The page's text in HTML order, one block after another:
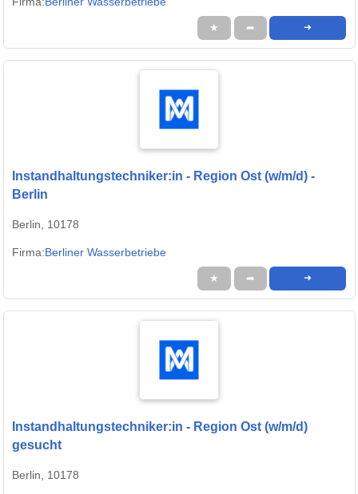
★ ➦ ➜
Instandhaltungstechniker:in - Region Ost (w/m/d) -
Berlin
Berlin, 10178
Firma:Berliner Wasserbetriebe
★ ➦ ➜
Instandhaltungstechniker:in - Region Ost (w/m/d)
gesucht
Berlin, 10178